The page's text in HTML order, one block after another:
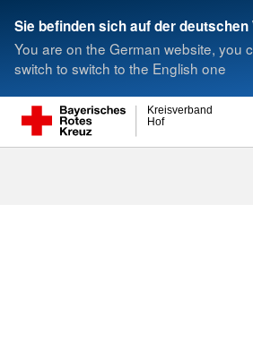
Sie befinden sich auf der deutschen
You are on the German website, you
switch to switch to the English one
Hof
Kreisverband